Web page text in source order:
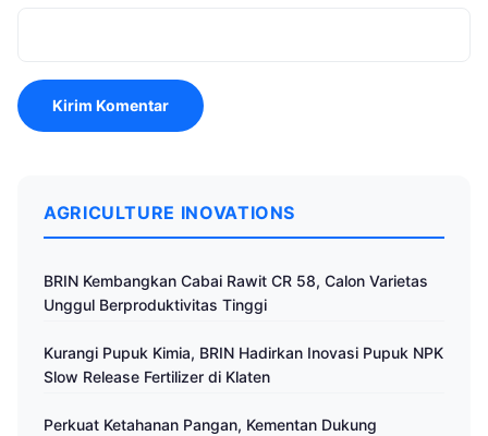
AGRICULTURE INOVATIONS
BRIN Kembangkan Cabai Rawit CR 58, Calon Varietas
Unggul Berproduktivitas Tinggi
Kurangi Pupuk Kimia, BRIN Hadirkan Inovasi Pupuk NPK
Slow Release Fertilizer di Klaten
Perkuat Ketahanan Pangan, Kementan Dukung